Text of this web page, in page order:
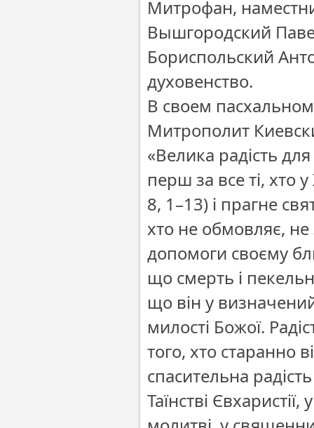
Митрофан,
Вышгородский
Бориспольский
духовенство.
В своем
Митрополит
«Велика радість для
перш за все ті, хто
8, 1–13) і прагне
хто не обмовляє, не
допомоги своєму
що смерть і
що він у
милості Божої.
того, хто старанно
спасительна
Таїнстві